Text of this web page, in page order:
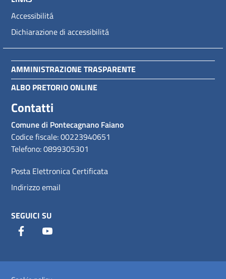
Accessibilitá
Dichiarazione di accessibilitá
AMMINISTRAZIONE TRASPARENTE
ALBO PRETORIO ONLINE
Contatti
Comune di Pontecagnano Faiano
Codice fiscale: 00223940651
Telefono: 0899305301
Posta Elettronica Certificata
Indirizzo email
SEGUICI SU
Facebook